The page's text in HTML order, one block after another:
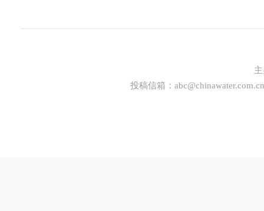
投稿信箱： abc@chinawater.com.cn